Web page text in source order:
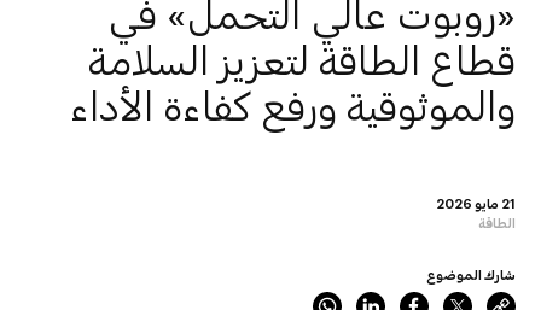
21 مايو 2026
الطاقة
«روبوت عالي التحمل» في
قطاع الطاقة لتعزيز السلامة
والموثوقية ورفع كفاءة الأداء
شارك الموضوع